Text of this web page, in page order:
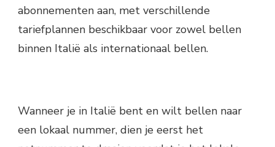
abonnementen aan, met verschillende
tariefplannen beschikbaar voor zowel bellen
binnen Italië als internationaal bellen.
Wanneer je in Italië bent en wilt bellen naar
een lokaal nummer, dien je eerst het